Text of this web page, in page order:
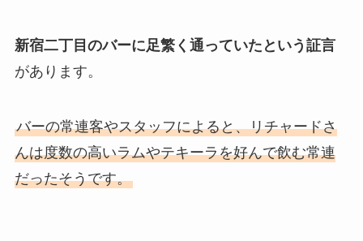
新宿二丁目のバーに足繁く通っていたという証言
があります。
バーの常連客やスタッフによると、リチャードさ
んは度数の高いラムやテキーラを好んで飲む常連
だったそうです。